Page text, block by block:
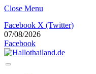
Close Menu
Facebook X (Twitter)
07/08/2026
Facebook